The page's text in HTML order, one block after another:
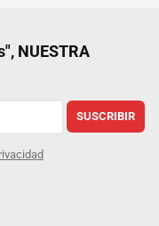
NUESTRA
SUSCRIBIR